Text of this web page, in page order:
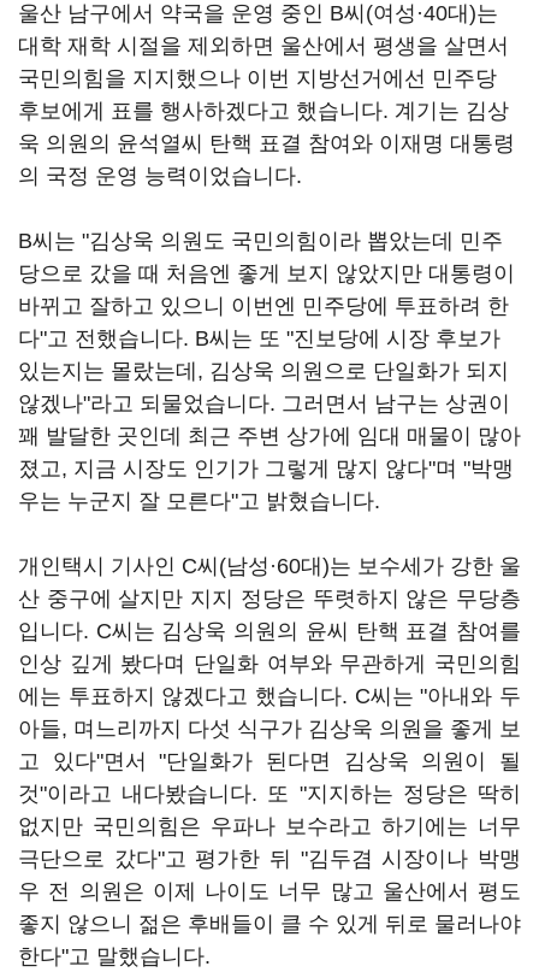
울산 남구에서 약국을 운영 중인 B씨(여성 ·40대)는
대학 재학 시절을 제외하면 울산에서 평생을 살면서
국민의힘을 지지했으나 이번 지방선거에선 민주당
후보에게 표를 행사하겠다고 했습니다. 계기는 김상
욱 의원의 윤석열씨 탄핵 표결 참여와 이재명 대통령
의 국정 운영 능력이었습니다.
B씨는 "김상욱 의원도 국민의힘이라 뽑았는데 민주
당으로 갔을 때 처음엔 좋게 보지 않았지만 대통령이
바뀌고 잘하고 있으니 이번엔 민주당에 투표하려 한
다"고 전했습니다. B씨는 또 "진보당에 시장 후보가
있는지는 몰랐는데, 김상욱 의원으로 단일화가 되지
않겠나"라고 되물었습니다. 그러면서 남구는 상권이
꽤 발달한 곳인데 최근 주변 상가에 임대 매물이 많아
졌고, 지금 시장도 인기가 그렇게 많지 않다"며 "박맹
우는 누군지 잘 모른다"고 밝혔습니다.
개인택시 기사인 C씨(남성·60대)는 보수세가 강한 울
산 중구에 살지만 지지 정당은 뚜렷하지 않은 무당층
입니다. C씨는 김상욱 의원의 윤씨 탄핵 표결 참여를
인상 깊게 봤다며 단일화 여부와 무관하게 국민의힘
에는 투표하지 않겠다고 했습니다. C씨는 "아내와 두
아들, 며느리까지 다섯 식구가 김상욱 의원을 좋게 보
고 있다"면서 "단일화가 된다면 김상욱 의원이 될
것"이라고 내다봤습니다. 또 "지지하는 정당은 딱히
없지만 국민의힘은 우파나 보수라고 하기에는 너무
극단으로 갔다"고 평가한 뒤 "김두겸 시장이나 박맹
우 전 의원은 이제 나이도 너무 많고 울산에서 평도
좋지 않으니 젊은 후배들이 클 수 있게 뒤로 물러나야
한다"고 말했습니다.